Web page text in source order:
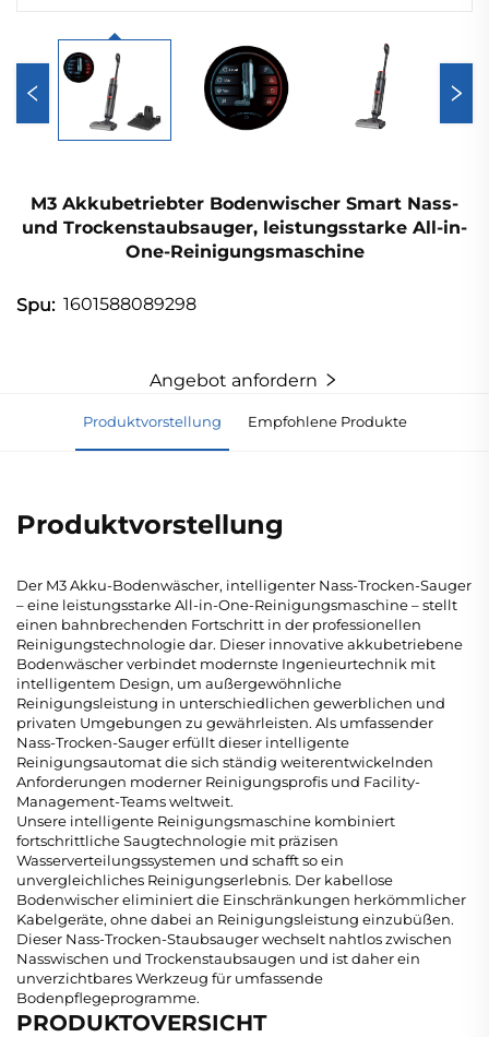
M3 Akkubetriebter Bodenwischer Smart Nass-
und Trockenstaubsauger, leistungsstarke All-in-
One-Reinigungsmaschine
Spu: 1601588089298
Angebot anfordern
Produktvorstellung Empfohlene Produkte
Produktvorstellung
Der M3 Akku-Bodenwäscher, intelligenter Nass-Trocken-Sauger
– eine leistungsstarke All-in-One-Reinigungsmaschine – stellt
einen bahnbrechenden Fortschritt in der professionellen
Reinigungstechnologie dar. Dieser innovative akkubetriebene
Bodenwäscher verbindet modernste Ingenieurtechnik mit
intelligentem Design, um außergewöhnliche
Reinigungsleistung in unterschiedlichen gewerblichen und
privaten Umgebungen zu gewährleisten. Als umfassender
Nass-Trocken-Sauger erfüllt dieser intelligente
Reinigungsautomat die sich ständig weiterentwickelnden
Anforderungen moderner Reinigungsprofis und Facility-
Management-Teams weltweit.
Unsere intelligente Reinigungsmaschine kombiniert
fortschrittliche Saugtechnologie mit präzisen
Wasserverteilungssystemen und schafft so ein
unvergleichliches Reinigungserlebnis. Der kabellose
Bodenwischer eliminiert die Einschränkungen herkömmlicher
Kabelgeräte, ohne dabei an Reinigungsleistung einzubüßen.
Dieser Nass-Trocken-Staubsauger wechselt nahtlos zwischen
Nasswischen und Trockenstaubsaugen und ist daher ein
unverzichtbares Werkzeug für umfassende
Bodenpflegeprogramme.
PRODUKTOVERSICHT